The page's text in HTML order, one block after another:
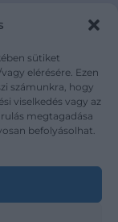
sütiket
elérésére. Ezen
számunkra, hogy
viselkedés vagy az
megtagadása
befolyásolhat.
ot